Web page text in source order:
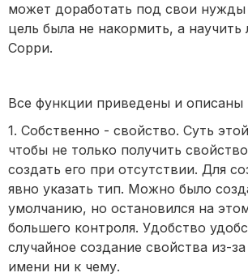
может доработать под свои нужды
цель была не накормить, а научить
Сорри.
Все функции приведены и описаны
1. Собственно - свойство. Суть
чтобы не только получить
создать его при отсутствии. Для
явно указать тип. Можно было
умолчанию, но остановился на
большего контроля. Удобство
случайное создание свойства из-
имени ни к чему.